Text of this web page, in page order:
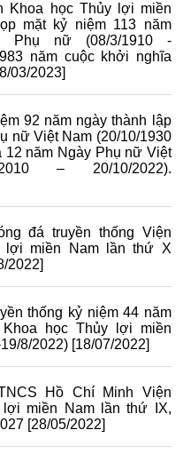
Khoa học Thủy lợi miền
mặt kỷ niệm 113 năm
Phụ nữ (08/3/1910 -
năm cuộc khởi nghĩa
03/2023]
92 năm ngày thành lập
nữ Việt Nam (20/10/1930
12 năm Ngày Phụ nữ Việt
– 20/10/2022).
đá truyền thống Viện
lợi miền Nam lần thứ X
2022]
thống kỷ niệm 44 năm
học Thủy lợi miền
8/2022) [18/07/2022]
Hồ Chí Minh Viện
lợi miền Nam lần thứ IX,
[28/05/2022]